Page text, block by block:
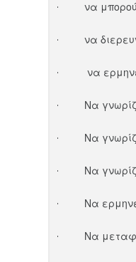
· να μπορούν
· να
· να
· Να
· Να
· Να
· Να
· Να